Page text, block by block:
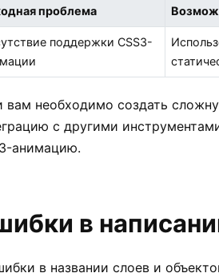
проблема
поддержки CSS3-
вам необходимо создать
с другими
анимацию.
в
в названии слоев и